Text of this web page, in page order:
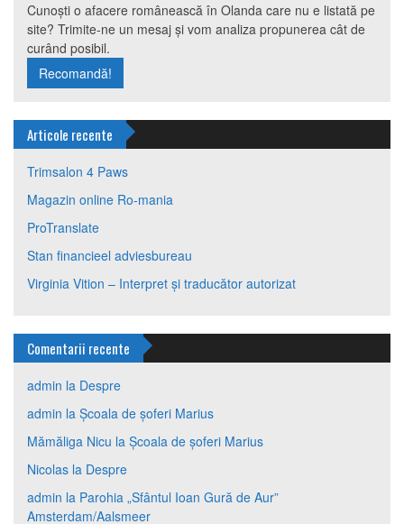
Cunoști o afacere românească în Olanda care nu e listată pe
site? Trimite-ne un mesaj și vom analiza propunerea cât de
curând posibil.
Recomandă!
Articole recente
Trimsalon 4 Paws
Magazin online Ro-mania
ProTranslate
Stan financieel adviesbureau
Virginia Vition – Interpret și traducător autorizat
Comentarii recente
admin la Despre
admin la Școala de șoferi Marius
Mămăliga Nicu la Școala de șoferi Marius
Nicolas la Despre
admin la Parohia „Sfântul Ioan Gură de Aur”
Amsterdam/Aalsmeer